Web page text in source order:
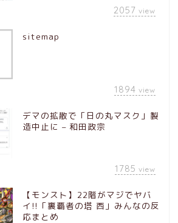
2057 view
sitemap
1894 view
デマの拡散で「日の丸マスク」製
造中止に – 和田政宗
1785 view
【モンスト】22階がマジでヤバ
イ!!「裏覇者の塔 西」みんなの反
応まとめ